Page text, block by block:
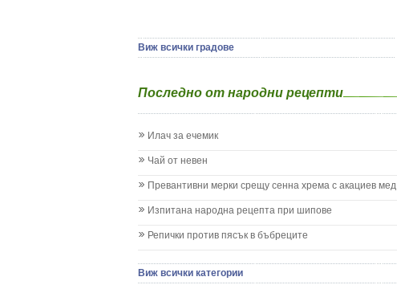
Детски диабет
Жълтеница
Запек на бебето и детето
Кашлица при бебето и детето
Колики
Менингит
Млечница
Нощно напикаване - енуреза
Виж всички градове
Последно от народни рецепти
Илач за ечемик
Чай от невен
Превантивни мерки срещу сенна хрема с акациев мед
Изпитана народна рецепта при шипове
Репички против пясък в бъбреците
Виж всички категории